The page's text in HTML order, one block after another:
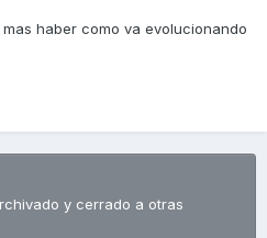
haber como va evolucionando
y cerrado a otras